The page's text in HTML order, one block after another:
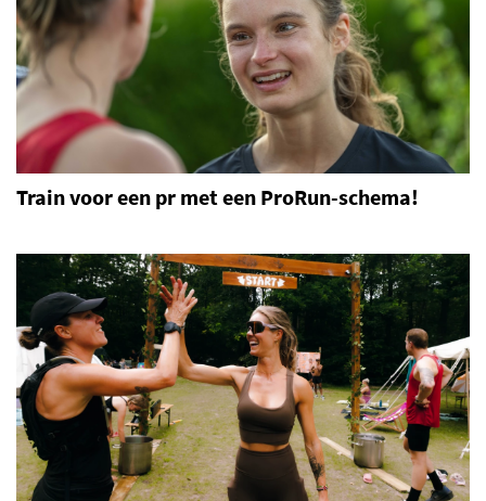
Train voor een pr met een ProRun-schema!